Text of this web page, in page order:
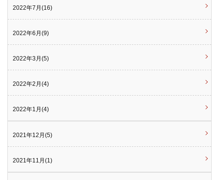
2022年7月(16)
2022年6月(9)
2022年3月(5)
2022年2月(4)
2022年1月(4)
2021年12月(5)
2021年11月(1)